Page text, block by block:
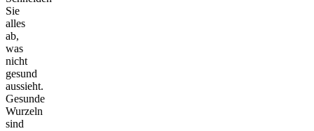
Sie
alles
ab,
was
nicht
gesund
aussieht.
Gesunde
Wurzeln
sind